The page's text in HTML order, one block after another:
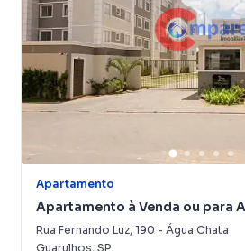
Apartamento
Apartamento à Venda ou para
Chata
Rua Fernando Luz, 190 - Água Chata
Guarulhos, SP